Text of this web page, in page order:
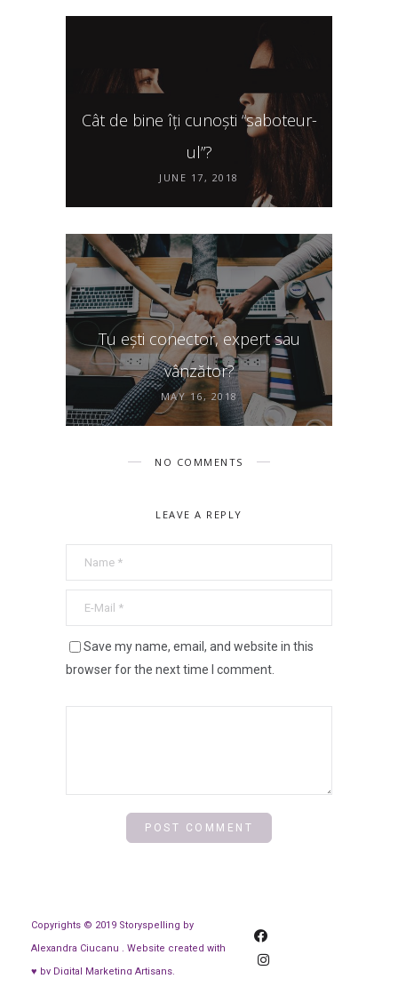
Cât de bine îți cunoști “saboteur-
ul”?
JUNE 17, 2018
Tu ești conector, expert sau
vânzător?
MAY 16, 2018
NO COMMENTS
LEAVE A REPLY
Save my name, email, and website in this
browser for the next time I comment.
Copyrights © 2019 Storyspelling by
Alexandra Ciucanu . Website created with
♥ by Digital Marketing Artisans.